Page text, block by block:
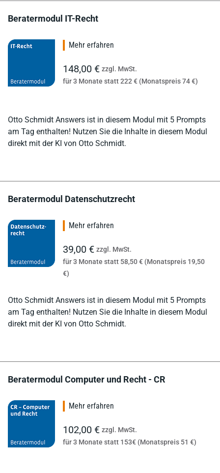
Beratermodul IT-Recht
Otto Schmidt Answers ist in diesem Modul mit 5 Prompts
am Tag enthalten! Nutzen Sie die Inhalte in diesem Modul
direkt mit der KI von Otto Schmidt.
Mehr erfahren
148,00 € zzgl. MwSt.
für 3 Monate statt 222 € (Monatspreis 74 €)
Beratermodul Datenschutzrecht
Otto Schmidt Answers ist in diesem Modul mit 5 Prompts
am Tag enthalten! Nutzen Sie die Inhalte in diesem Modul
direkt mit der KI von Otto Schmidt.
Mehr erfahren
39,00 € zzgl. MwSt.
für 3 Monate statt 58,50 € (Monatspreis 19,50
€)
Beratermodul Computer und Recht - CR
Mehr erfahren
102,00 € zzgl. MwSt.
für 3 Monate statt 153€ (Monatspreis 51 €)